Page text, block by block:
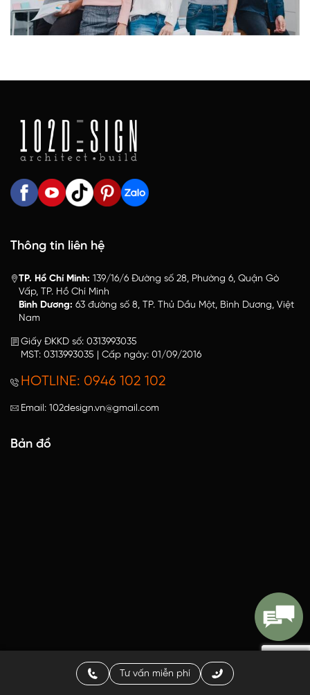
Thông tin liên hệ
TP. Hồ Chí Minh: 139/16/6 Đường số 28, Phường 6, Quận Gò
Vấp, TP. Hồ Chí Minh
Bình Dương: 63 đường số 8, TP. Thủ Dầu Một, Bình Dương, Việt
Nam
Giấy ĐKKD số: 0313993035
MST: 0313993035 | Cấp ngày: 01/09/2016
HOTLINE: 0946 102 102
Email: 102design.vn@gmail.com
Bản đồ
Tư vấn miễn phí